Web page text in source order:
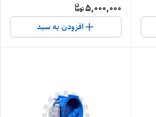
5,000,000
افزودن به سبد